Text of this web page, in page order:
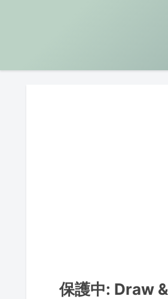
保護中: Draw